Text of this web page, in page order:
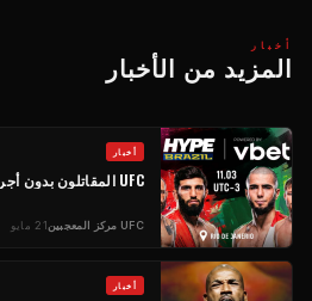
أخبار
المزيد من الأخبار
أخبار
UFC المقاتلون بدون أجر
UFC مركز المعجبين21 مايو
أخبار